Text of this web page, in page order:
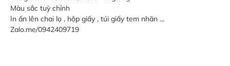
Màu sắc tuỳ chỉnh
In ấn lên chai lọ , hộp giấy , túi giấy tem nhãn …
Zalo.me/0942409719